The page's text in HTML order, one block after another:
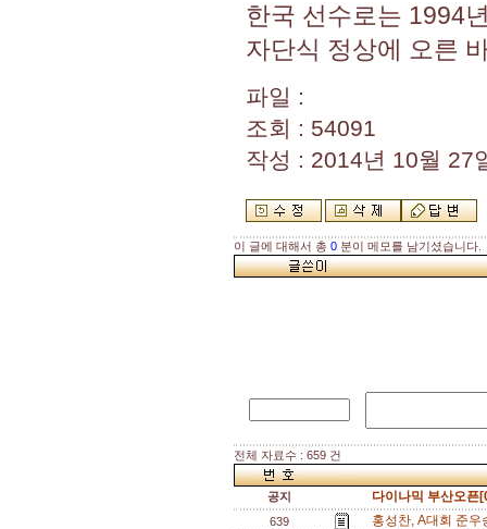
한국 선수로는 1994
자단식 정상에 오른
파일 :
조회 : 54091
작성 : 2014년 10월 27
이 글에 대해서 총 0 분이 메모를 남기셨습니다.
전체 자료수 : 659 건
공지 다이나믹 부산오픈
639 홍성찬, A대회 준